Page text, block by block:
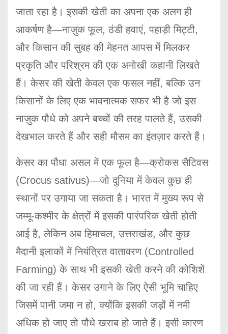
जाता रहा है। इसकी खेती का अपना एक अलग ही
आकर्षण है—नाज़ुक फूल, ठंडी हवाएं, पहाड़ी मिट्टी,
और किसान की सुबह की मेहनत आपस में मिलकर
प्रकृति और परिश्रम की एक अनोखी कहानी लिखते
हैं। केसर की खेती केवल एक फसल नहीं, बल्कि उन
किसानों के लिए एक भावनात्मक सफर भी है जो इस
नाज़ुक पौधे को अपने बच्चों की तरह पालते हैं, उसकी
देखभाल करते हैं और सही मौसम का इंतज़ार करते हैं।
केसर का पौधा असल में एक फूल है—क्रोकस सैटिवस
(Crocus sativus)—जो दुनिया में केवल कुछ ही
स्थानों पर उगाया जा सकता है। भारत में मुख्य रूप से
जम्मू-कश्मीर के क्षेत्रों में इसकी पारंपरिक खेती होती
आई है, लेकिन अब हिमाचल, उत्तराखंड, और कुछ
मैदानी इलाकों में नियंत्रित वातावरण (Controlled
Farming) के साथ भी इसकी खेती करने की कोशिशें
की जा रही हैं। केसर उगाने के लिए ऐसी भूमि चाहिए
जिसमें पानी जमा न हो, क्योंकि इसकी जड़ों में नमी
अधिक हो जाए तो पौधे खराब हो जाते हैं। इसी कारण